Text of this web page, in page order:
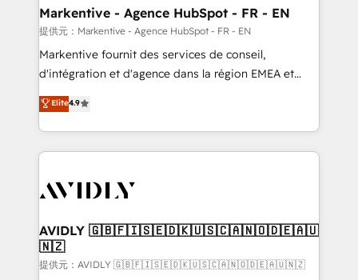
せください。
🎯Demand Gen & ABM: Drive pipeline with inbound,
ABM, AEO, SEO, & paid media. 👩‍💻Web Design:
Build high-performing websites with UX, messaging,
& conversion strategy that drive results. 🤖AI
AI, & maximize AEO with tailored AI services. 🧩
Integrations: Extend HubSpot with custom
Markentive - Agence HubSpot - FR - EN
提供元：Markentive - Agence HubSpot - FR - EN
Markentive fournit des services de conseil,
d'intégration et d'agence dans la région EMEA et
North America. Avec plus de 115 experts en
marketing automation, Growth, Revops, CRM et
webdesign. Markentive is both a consulting firm, a
digital agency and an integrator. With over 115
CRM and webdesign (We focus on EMEA - USA
Elite4.9
AVIDLY 🇬🇧🇫🇮🇸🇪🇩🇰🇺🇸🇨🇦🇳🇴🇩🇪🇦🇺
🇳🇿
提供元：AVIDLY 🇬🇧🇫🇮🇸🇪🇩🇰🇺🇸🇨🇦🇳🇴🇩🇪🇦🇺🇳🇿